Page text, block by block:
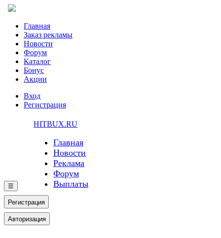
Главная
Заказ рекламы
Новости
Форум
Каталог
Бонус
Акции
Вход
Регистрация
HITBUX.RU
Главная
Новости
Реклама
Форум
Выплаты
☰
Регистрация
Авторизация